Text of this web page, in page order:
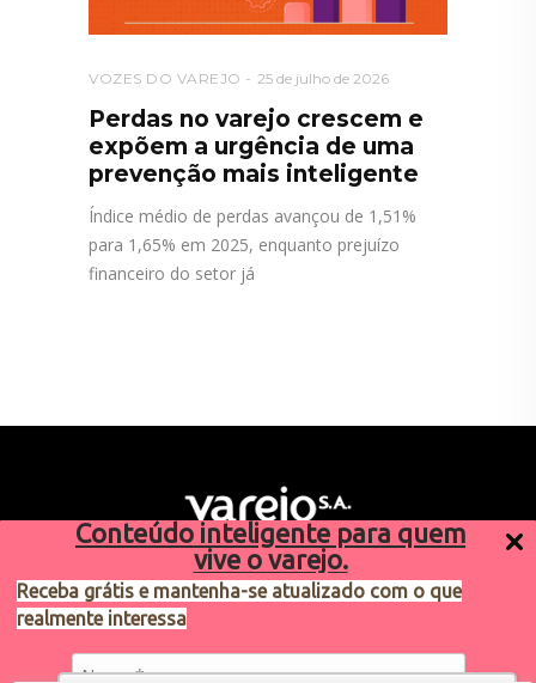
Conteúdo inteligente para quem
vive o varejo.
Receba grátis e mantenha-se atualizado com o que
realmente interessa
VOZES DO VAREJO 25 de julho de 2026
Perdas no varejo crescem e
expõem a urgência de uma
prevenção mais inteligente
Índice médio de perdas avançou de 1,51%
para 1,65% em 2025, enquanto prejuízo
financeiro do setor já
Sugestões de pauta
varejosa@cndl.org.br